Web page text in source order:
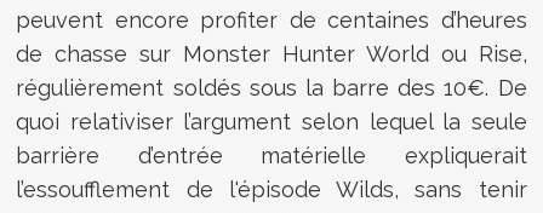
peuvent encore profiter de centaines d’heures
de chasse sur Monster Hunter World ou Rise,
régulièrement soldés sous la barre des 10€. De
quoi relativiser l’argument selon lequel la seule
barrière d’entrée matérielle expliquerait
l’essoufflement de l'épisode Wilds, sans tenir